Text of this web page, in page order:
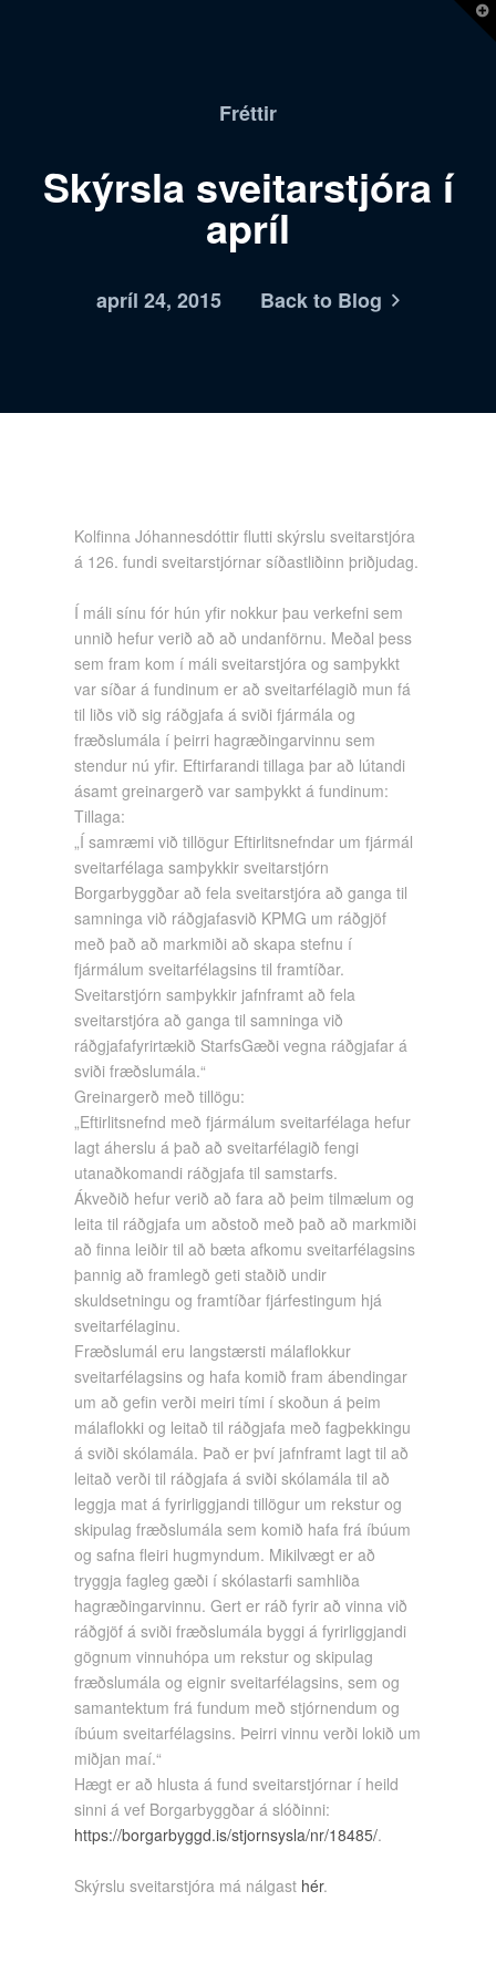
Fréttir
Skýrsla sveitarstjóra í
apríl
apríl 24, 2015 Back to Blog
Kolfinna Jóhannesdóttir flutti skýrslu sveitarstjóra
á 126. fundi sveitarstjórnar síðastliðinn þriðjudag.
Í máli sínu fór hún yfir nokkur þau verkefni sem
unnið hefur verið að að undanförnu. Meðal þess
sem fram kom í máli sveitarstjóra og samþykkt
var síðar á fundinum er að sveitarfélagið mun fá
til liðs við sig ráðgjafa á sviði fjármála og
fræðslumála í þeirri hagræðingarvinnu sem
stendur nú yfir. Eftirfarandi tillaga þar að lútandi
ásamt greinargerð var samþykkt á fundinum:
Tillaga:
„Í samræmi við tillögur Eftirlitsnefndar um fjármál
sveitarfélaga samþykkir sveitarstjórn
Borgarbyggðar að fela sveitarstjóra að ganga til
samninga við ráðgjafasvið KPMG um ráðgjöf
með það að markmiði að skapa stefnu í
fjármálum sveitarfélagsins til framtíðar.
Sveitarstjórn samþykkir jafnframt að fela
sveitarstjóra að ganga til samninga við
ráðgjafafyrirtækið StarfsGæði vegna ráðgjafar á
sviði fræðslumála.“
Greinargerð með tillögu:
„Eftirlitsnefnd með fjármálum sveitarfélaga hefur
lagt áherslu á það að sveitarfélagið fengi
utanaðkomandi ráðgjafa til samstarfs.
Ákveðið hefur verið að fara að þeim tilmælum og
leita til ráðgjafa um aðstoð með það að markmiði
að finna leiðir til að bæta afkomu sveitarfélagsins
þannig að framlegð geti staðið undir
skuldsetningu og framtíðar fjárfestingum hjá
sveitarfélaginu.
Fræðslumál eru langstærsti málaflokkur
sveitarfélagsins og hafa komið fram ábendingar
um að gefin verði meiri tími í skoðun á þeim
málaflokki og leitað til ráðgjafa með fagþekkingu
á sviði skólamála. Það er því jafnframt lagt til að
leitað verði til ráðgjafa á sviði skólamála til að
leggja mat á fyrirliggjandi tillögur um rekstur og
skipulag fræðslumála sem komið hafa frá íbúum
og safna fleiri hugmyndum. Mikilvægt er að
tryggja fagleg gæði í skólastarfi samhliða
hagræðingarvinnu. Gert er ráð fyrir að vinna við
ráðgjöf á sviði fræðslumála byggi á fyrirliggjandi
gögnum vinnuhópa um rekstur og skipulag
fræðslumála og eignir sveitarfélagsins, sem og
samantektum frá fundum með stjórnendum og
íbúum sveitarfélagsins. Þeirri vinnu verði lokið um
miðjan maí.“
Hægt er að hlusta á fund sveitarstjórnar í heild
sinni á vef Borgarbyggðar á slóðinni:
https://borgarbyggd.is/stjornsysla/nr/18485/.
Skýrslu sveitarstjóra má nálgast hér.